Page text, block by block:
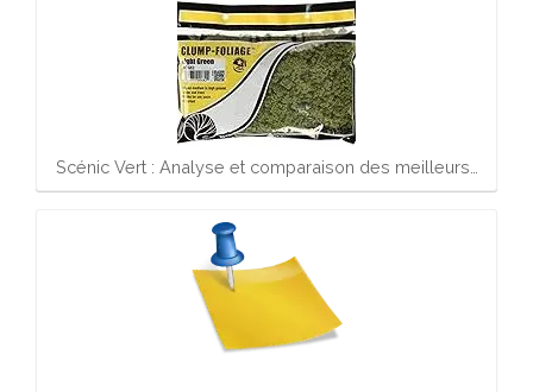
Scénic Vert : Analyse et comparaison des meilleurs…